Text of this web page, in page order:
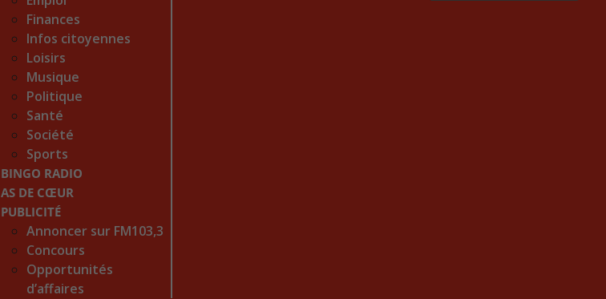
Finances
Infos citoyennes
Loisirs
Musique
Politique
Santé
Société
Sports
BINGO RADIO
AS DE CŒUR
PUBLICITÉ
Annoncer sur FM103,3
Concours
Opportunités
d’affaires